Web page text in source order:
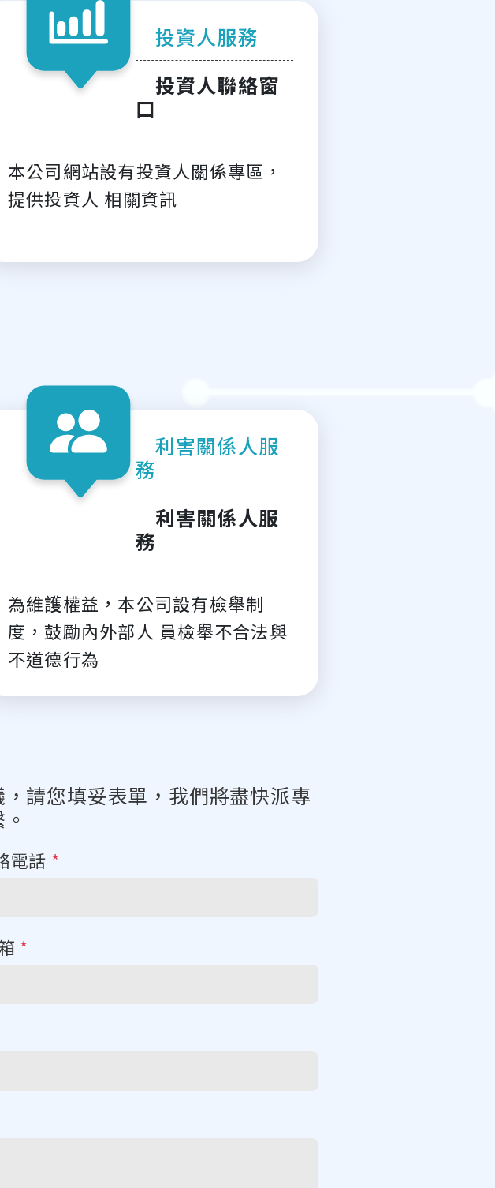
投資人服務
投資人聯絡窗
口
本公司網站設有投資人關係專區，
提供投資人 相關資訊
利害關係人服
務
利害關係人服
務
為維護權益，本公司設有檢舉制
度，鼓勵內外部人 員檢舉不合法與
不道德行為
請您填妥表單，我們將盡快派專
電話 *
*